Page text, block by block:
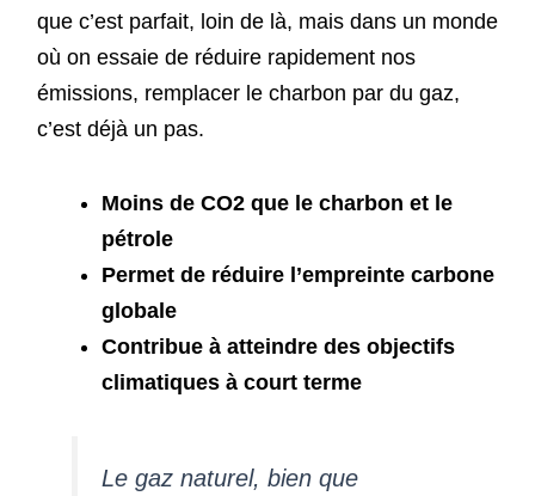
que c’est parfait, loin de là, mais dans un monde
où on essaie de réduire rapidement nos
émissions, remplacer le charbon par du gaz,
c’est déjà un pas.
Moins de CO2 que le charbon et le
pétrole
Permet de réduire l’empreinte carbone
globale
Contribue à atteindre des objectifs
climatiques à court terme
Le gaz naturel, bien que